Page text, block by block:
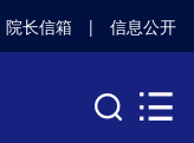
院长信箱 | 信息公开